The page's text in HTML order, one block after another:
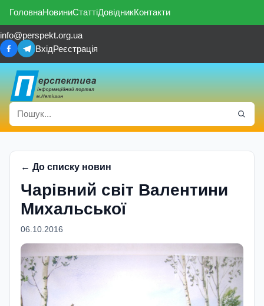
ГоловнаНовиниСтаттіДовідникКонтакти
info@perspekt.org.ua
ВхідРеєстрація
← До списку новин
Чарівний світ Валентини
Михальської
06.10.2016